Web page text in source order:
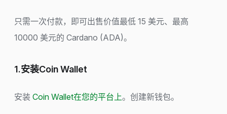
只需一次付款，即可出售价值最低 15 美元、最高
10000 美元的 Cardano (ADA)。
1.安装Coin Wallet
安装 Coin Wallet在您的平台上。创建新钱包。